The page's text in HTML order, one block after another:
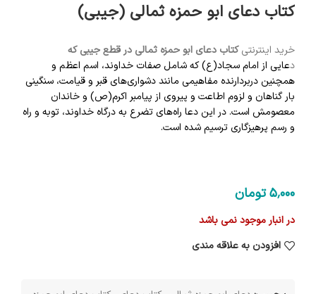
کتاب دعای ابو حمزه ثمالی (جیبی)
خرید اینترنتیکتاب دعای ابو حمزه ثمالی در قطع جیبی که
دعایی از امام سجاد(ع)که شامل صفات خداوند، اسم اعظم و
همچنین دربردارنده مفاهیمی ماننددشواری‌های قبر وقیامت، سنگینی
بارگناهان و لزوم اطاعت و پیروی از پیامبر اکرم(ص) وخاندان
معصومش است. در این دعا راه‌های تضرع به درگاه خداوند، توبه و راه
و رسم پرهیزگاریترسیم شده است.
5٬000تومان
در انبار موجود نمی باشد
افزودن به علاقه مندی